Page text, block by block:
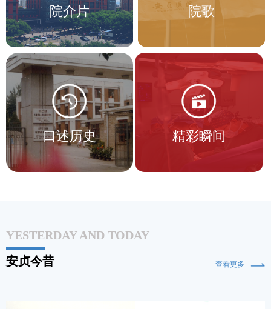
院介片 院歌
口述历史 精彩瞬间
YESTERDAY AND TODAY
安贞今昔
查看更多